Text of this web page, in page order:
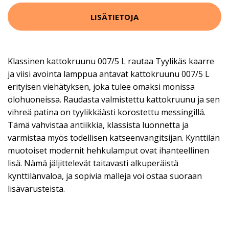
LISÄTIETOJA
Klassinen kattokruunu 007/5 L rautaa Tyylikäs kaarre
ja viisi avointa lamppua antavat kattokruunu 007/5 L
erityisen viehätyksen, joka tulee omaksi monissa
olohuoneissa. Raudasta valmistettu kattokruunu ja sen
vihreä patina on tyylikkäästi korostettu messingillä.
Tämä vahvistaa antiikkia, klassista luonnetta ja
varmistaa myös todellisen katseenvangitsijan. Kynttilän
muotoiset modernit hehkulamput ovat ihanteellinen
lisä. Nämä jäljittelevät taitavasti alkuperäistä
kynttilänvaloa, ja sopivia malleja voi ostaa suoraan
lisävarusteista.